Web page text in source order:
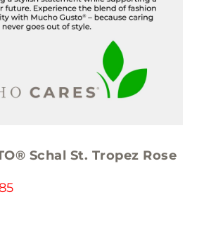
Schal St. Tropez Rose